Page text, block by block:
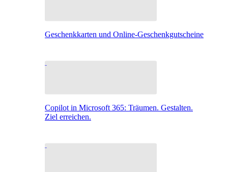
Geschenkkarten und Online-Geschenkgutscheine
Copilot in Microsoft 365: Träumen. Gestalten.
Ziel erreichen.